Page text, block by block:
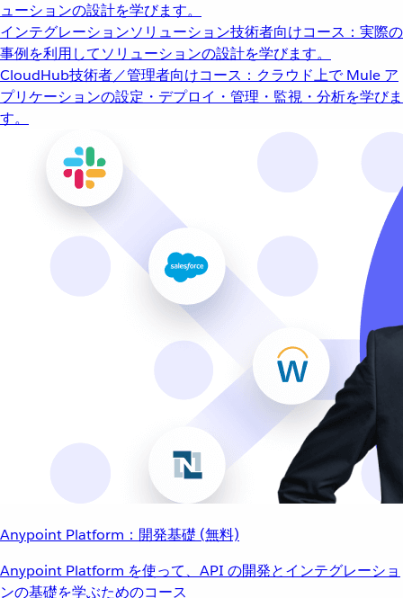
ューションの設計を学びます。
インテグレーションソリューション技術者向けコース：実際の
事例を利用してソリューションの設計を学びます。
CloudHub技術者／管理者向けコース：クラウド上で Mule ア
プリケーションの設定・デプロイ・管理・監視・分析を学びま
す。
Anypoint Platform：開発基礎 (無料)
Anypoint Platform を使って、API の開発とインテグレーショ
ンの基礎を学ぶためのコース